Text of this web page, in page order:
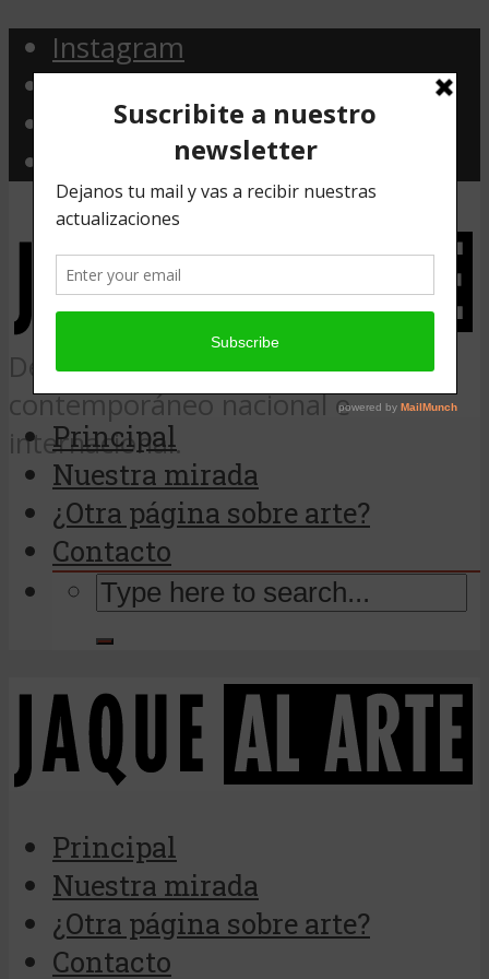
Instagram
Facebook
Twitter
Desde Argentina, noticias de arte
contemporáneo nacional e
internacional.
Principal
Nuestra mirada
¿Otra página sobre arte?
Contacto
Principal
Nuestra mirada
¿Otra página sobre arte?
Contacto